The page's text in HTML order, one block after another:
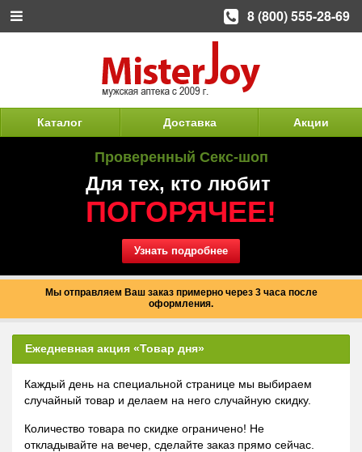
Каталог Доставка Акции
Проверенный Секс-шоп
Для тех, кто любит
ПОГОРЯЧЕЕ!
Узнать подробнее
Мы отправляем Ваш заказ примерно через 3 часа после
оформления.
Ежедневная акция «Товар дня»
Каждый день на специальной странице мы выбираем
случайный товар и делаем на него случайную скидку.
Количество товара по скидке ограничено! Не
откладывайте на вечер, сделайте заказ прямо сейчас.
8 (800) 555-28-69